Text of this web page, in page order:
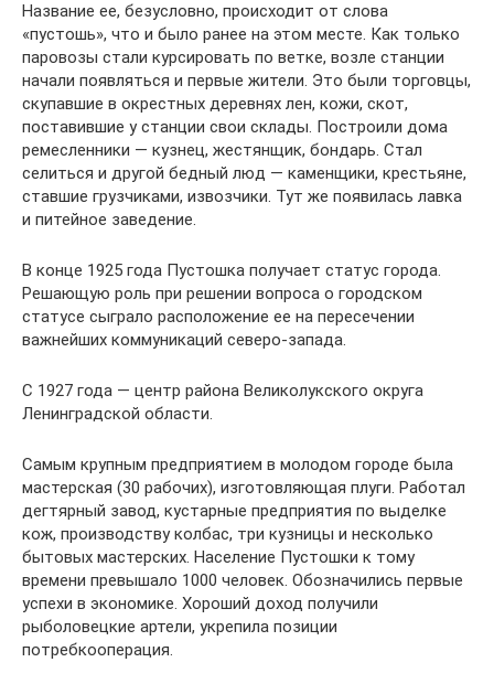
Название ее, безусловно, происходит от слова
«пустошь», что и было ранее на этом месте. Как только
паровозы стали курсировать по ветке, возле станции
начали появляться и первые жители. Это были торговцы,
скупавшие в окрестных деревнях лен, кожи, скот,
поставившие у станции свои склады. Построили дома
ремесленники — кузнец, жестянщик, бондарь. Стал
селиться и другой бедный люд — каменщики, крестьяне,
ставшие грузчиками, извозчики. Тут же появилась лавка
и питейное заведение.
В конце 1925 года Пустошка получает статус города.
Решающую роль при решении вопроса о городском
статусе сыграло расположение ее на пересечении
важнейших коммуникаций северо-запада.
С 1927 года — центр района Великолукского округа
Ленинградской области.
Самым крупным предприятием в молодом городе была
мастерская (30 рабочих), изготовляющая плуги. Работал
дегтярный завод, кустарные предприятия по выделке
кож, производству колбас, три кузницы и несколько
бытовых мастерских. Население Пустошки к тому
времени превышало 1000 человек. Обозначились первые
успехи в экономике. Хороший доход получили
рыболовецкие артели, укрепила позиции
потребкооперация.